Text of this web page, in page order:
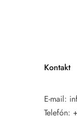
Kontakt
E-mail:
Telefón: